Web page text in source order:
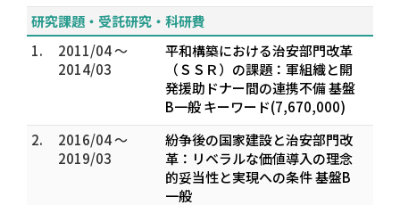
研究課題・受託研究・科研費
1.
2011/04 ～
2014/03
平和構築における治安部門改革
（ＳＳＲ）の課題：軍組織と開
発援助ドナー間の連携不備 基盤
B一般 キーワード(7,670,000)
2.
2016/04 ～
2019/03
紛争後の国家建設と治安部門改
革：リベラルな価値導入の理念
的妥当性と実現への条件 基盤B
一般